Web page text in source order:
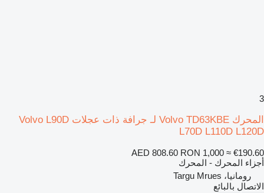
3
المحرك Volvo TD63KBE لـ جرافة ذات عجلات Volvo L90D
L70D L110D L120D
AED 808.60 RON 1,000 ≈ €190.60
أجزاء المحرك - المحرك
رومانيا، Targu Mrues
الاتصال بالبائع